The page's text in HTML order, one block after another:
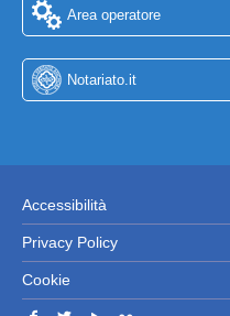
Area operatore
Notariato.it
Accessibilità
Privacy Policy
Cookie